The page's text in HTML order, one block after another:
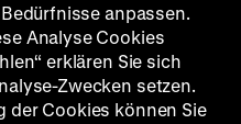
anpassen.
Analyse Cookies
erklären Sie sich
Zwecken setzen.
der Cookies können Sie